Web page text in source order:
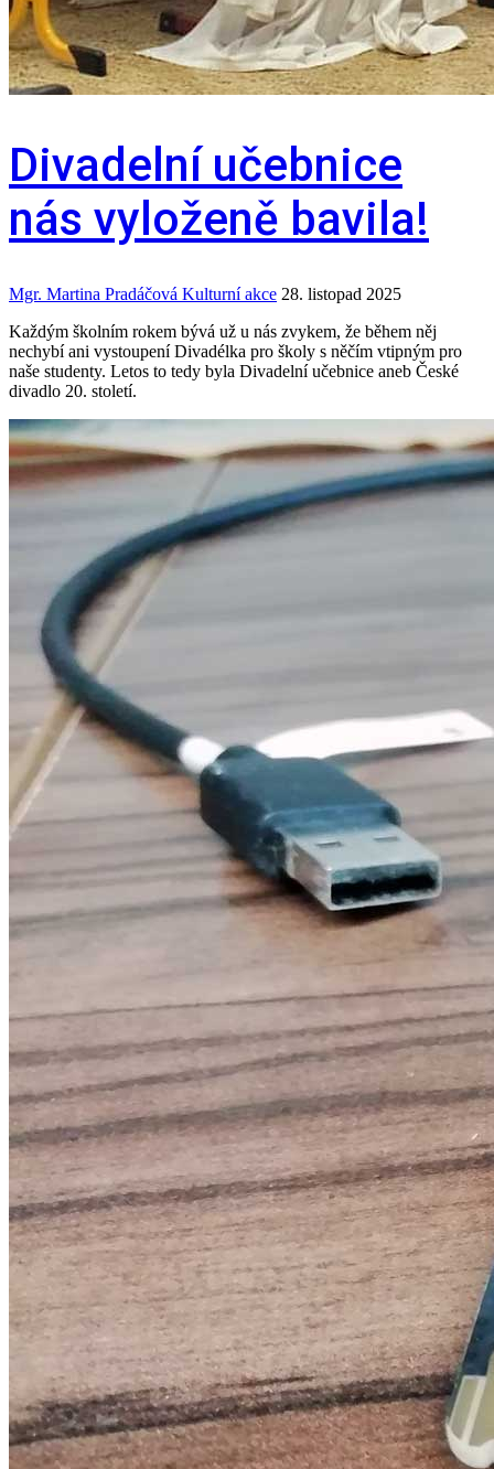
Divadelní učebnice
nás vyloženě bavila!
Mgr. Martina Pradáčová Kulturní akce 28. listopad 2025
Každým školním rokem bývá už u nás zvykem, že během něj
nechybí ani vystoupení Divadélka pro školy s něčím vtipným pro
naše studenty. Letos to tedy byla Divadelní učebnice aneb České
divadlo 20. století.